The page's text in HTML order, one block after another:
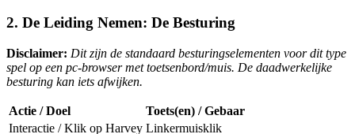
2. De Leiding Nemen: De Besturing
Disclaimer: Dit zijn de standaard besturingselementen voor dit type
spel op een pc-browser met toetsenbord/muis. De daadwerkelijke
besturing kan iets afwijken.
Actie / Doel
Toets(en) / Gebaar
Interactie / Klik op Harvey Linkermuisklik